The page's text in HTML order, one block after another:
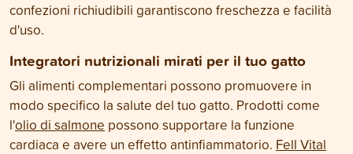
confezioni richiudibili garantiscono freschezza e facilità
d'uso.
Integratori nutrizionali mirati per il tuo gatto
Gli alimenti complementari possono promuovere in
modo specifico la salute del tuo gatto. Prodotti come
l'olio di salmone possono supportare la funzione
cardiaca e avere un effetto antinfiammatorio. Fell Vital